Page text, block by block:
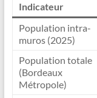
Indicateur
Population intra-
muros (2025)
Population totale
(Bordeaux
Métropole)